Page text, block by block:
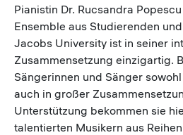
Pianistin Dr. Rucsandra
Ensemble aus Studierenden
Jacobs University ist in seiner
Zusammensetzung einzigartig.
Sängerinnen und Sänger
auch in großer
Unterstützung bekommen sie
talentierten Musikern aus